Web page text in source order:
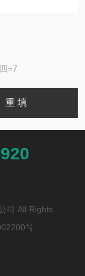
=7
司 All Rights
号